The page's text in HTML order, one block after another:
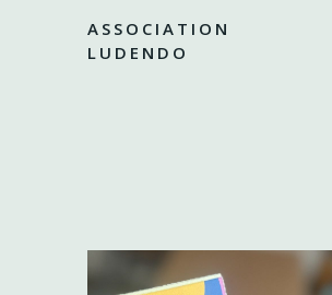
ASSOCIATION
LUDENDO